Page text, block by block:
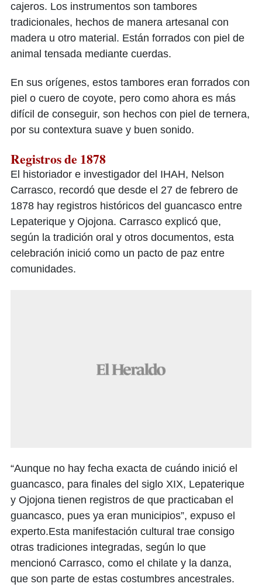
cajeros. Los instrumentos son tambores
tradicionales, hechos de manera artesanal con
madera u otro material. Están forrados con piel de
animal tensada mediante cuerdas.
En sus orígenes, estos tambores eran forrados con
piel o cuero de coyote, pero como ahora es más
difícil de conseguir, son hechos con piel de ternera,
por su contextura suave y buen sonido.
Registros de 1878
El historiador e investigador del IHAH, Nelson
Carrasco, recordó que desde el 27 de febrero de
1878 hay registros históricos del guancasco entre
Lepaterique y Ojojona. Carrasco explicó que,
según la tradición oral y otros documentos, esta
celebración inició como un pacto de paz entre
comunidades.
“Aunque no hay fecha exacta de cuándo inició el
guancasco, para finales del siglo XIX, Lepaterique
y Ojojona tienen registros de que practicaban el
guancasco, pues ya eran municipios”, expuso el
experto.Esta manifestación cultural trae consigo
otras tradiciones integradas, según lo que
mencionó Carrasco, como el chilate y la danza,
que son parte de estas costumbres ancestrales.